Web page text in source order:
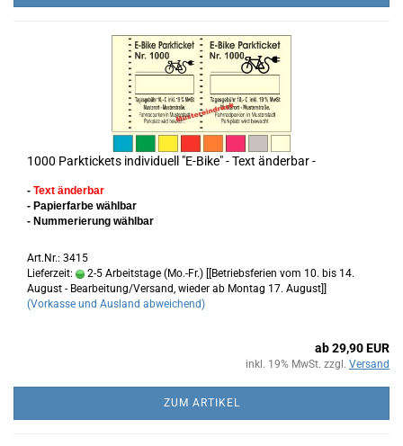
1000 Parktickets individuell "E-Bike" - Text änderbar -
- Text änderbar
- Papierfarbe wählbar
- Nummerierung wählbar
Art.Nr.: 3415
Lieferzeit:
2-5 Arbeitstage (Mo.-Fr.) [[Betriebsferien vom 10. bis 14.
August - Bearbeitung/Versand, wieder ab Montag 17. August]]
(Vorkasse und Ausland abweichend)
ab 29,90 EUR
inkl. 19% MwSt. zzgl. Versand
ZUM ARTIKEL